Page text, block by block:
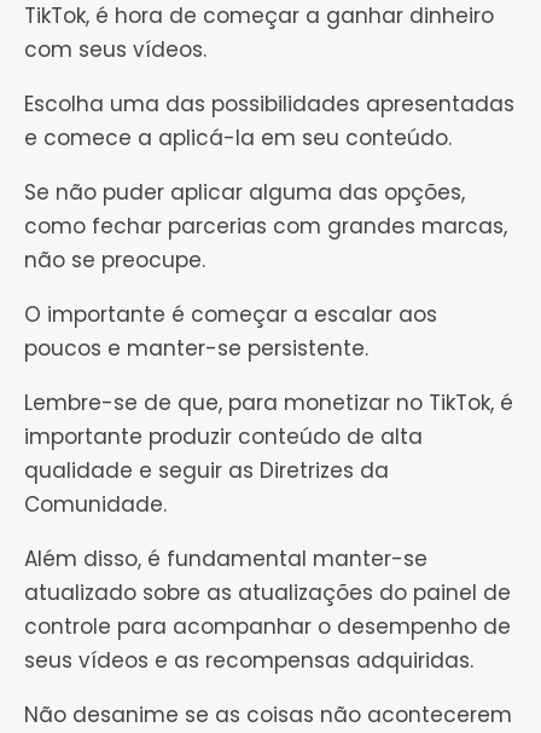
TikTok, é hora de começar a ganhar dinheiro
com seus vídeos.
Escolha uma das possibilidades apresentadas
e comece a aplicá-la em seu conteúdo.
Se não puder aplicar alguma das opções,
como fechar parcerias com grandes marcas,
não se preocupe.
O importante é começar a escalar aos
poucos e manter-se persistente.
Lembre-se de que, para monetizar no TikTok, é
importante produzir conteúdo de alta
qualidade e seguir as Diretrizes da
Comunidade.
Além disso, é fundamental manter-se
atualizado sobre as atualizações do painel de
controle para acompanhar o desempenho de
seus vídeos e as recompensas adquiridas.
Não desanime se as coisas não acontecerem